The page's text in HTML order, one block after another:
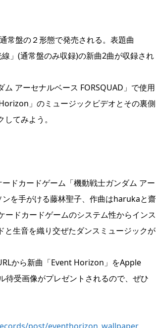
常盤の２形態で発売される。表題曲
」(通常盤のみ収録)の新曲2曲が収録され
アーセナルベース FORSQUAD」で使用
」のミュージックビデオとその裏側
てみよう。
ドカードゲーム「機動戦士ガンダム アー
を手がける藤林聖子、作曲はharukaと齋
ドカードゲームのシステム性からインス
生音を織り交ぜたダンスミュージックが
から新曲「Event Horizon」をApple
受画像がプレゼントされるので、ぜひ
post/eventhorizon_wallpaper